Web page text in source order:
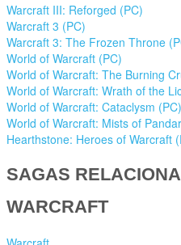
Warcraft III: Reforged (PC)
Warcraft 3 (PC)
Warcraft 3: The Frozen Throne
World of Warcraft (PC)
World of Warcraft: The Burning
World of Warcraft: Wrath of the
World of Warcraft: Cataclysm (PC)
World of Warcraft: Mists of
Hearthstone: Heroes of Warcraft
SAGAS
WARCRAFT